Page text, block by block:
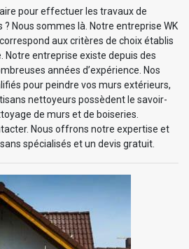
pour effectuer les travaux de
Nous sommes là. Notre entreprise WK
aux critères de choix établis
Notre entreprise existe depuis des
années d’expérience. Nos
pour peindre vos murs extérieurs,
nettoyeurs possèdent le savoir-
de murs et de boiseries.
Nous offrons notre expertise et
spécialisés et un devis gratuit.